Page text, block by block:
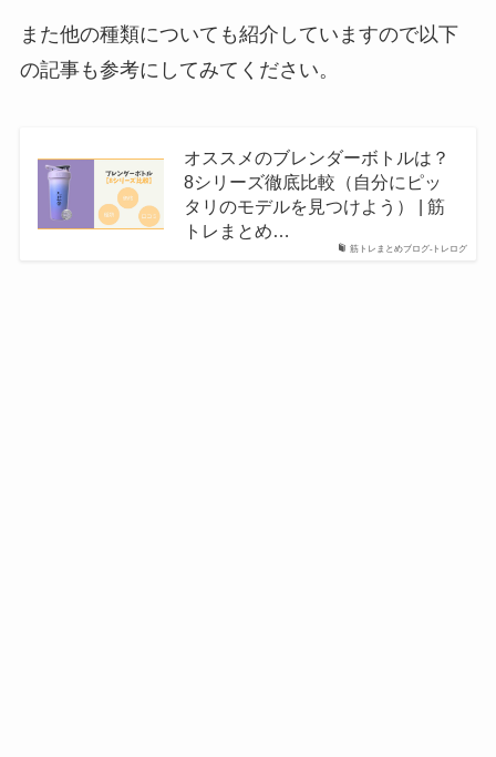
また他の種類についても紹介していますので以下
の記事も参考にしてみてください。
筋トレまとめブログ-トレログ
オススメのブレンダーボトルは？
8シリーズ徹底比較（自分にピッ
タリのモデルを見つけよう） | 筋
トレまとめ…